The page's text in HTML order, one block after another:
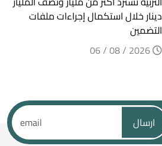
دينار خلال استكمال إجراءات ملفات
التضمين
ارسال